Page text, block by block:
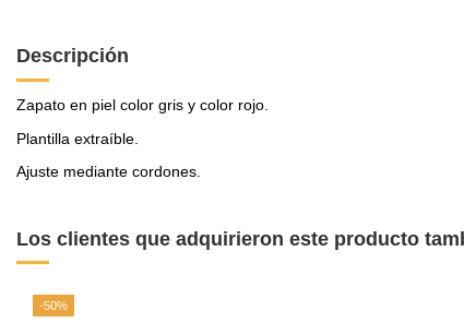
Descripción
Zapato en piel color gris y color rojo.
Plantilla extraíble.
Ajuste mediante cordones.
Los clientes que adquirieron este producto
-50%